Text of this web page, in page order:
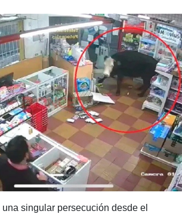
singular persecución desde el